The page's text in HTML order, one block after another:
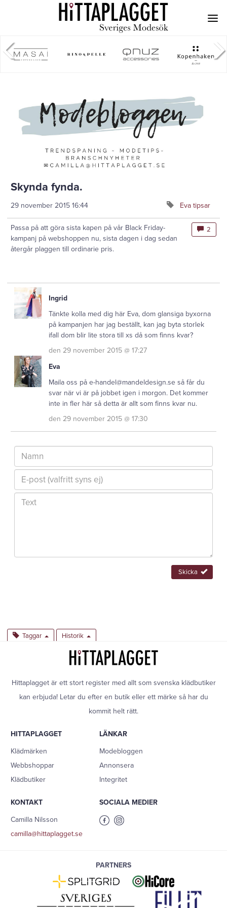
Skynda fynda.
29 november 2015 16:44 Eva tipsar
Passa på att göra sista kapen på vår Black Friday-
kampanj på webshoppen nu, sista dagen i dag sedan
återgår plaggen till ordinarie pris.
2
Ingrid
Tänkte kolla med dig här Eva, dom glansiga byxorna
på kampanjen har jag beställt, kan jag byta storlek
ifall dom blir lite stora till xs då som finns kvar?
den 29 november 2015 @ 17:27
Eva
Maila oss på e-handel@mandeldesign.se så får du
svar när vi är på jobbet igen i morgon. Det kommer
inte in fler här så detta är allt som finns kvar nu.
den 29 november 2015 @ 17:30
Skicka
Taggar Historik
Hittaplagget är ett stort register med allt som svenska klädbutiker
kan erbjuda! Letar du efter en butik eller ett märke så har du
kommit helt rätt.
HITTAPLAGGET
Klädmärken
Webbshoppar
Klädbutiker
LÄNKAR
Modebloggen
Annonsera
Integritet
KONTAKT
Camilla Nilsson
camilla@hittaplagget.se
SOCIALA MEDIER
PARTNERS